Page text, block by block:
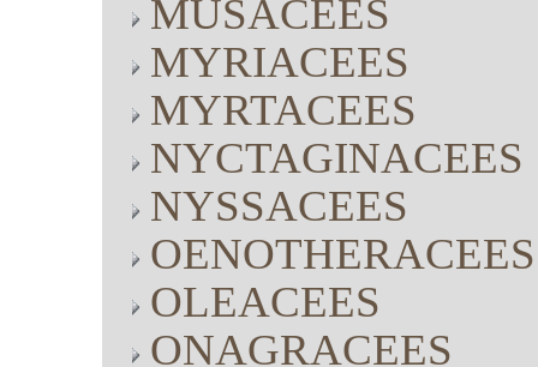
MUSACEES
MYRIACEES
MYRTACEES
NYCTAGINACEES
NYSSACEES
OENOTHERACEES
OLEACEES
ONAGRACEES